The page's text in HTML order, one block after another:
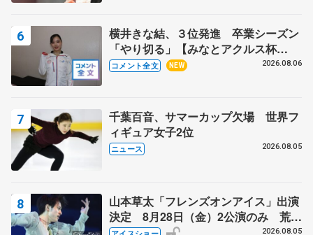
横井きな結、３位発進 卒業シーズン
「やり切る」【みなとアクルス杯
SP】
コメント全文 NEW 2026.08.06
千葉百音、サマーカップ欠場 世界フ
ィギュア女子2位
ニュース 2026.08.05
山本草太「フレンズオンアイス」出演
決定 8月28日（金）2公演のみ 荒川
静香さんプロデュース、20周年のアイ
2026.08.05